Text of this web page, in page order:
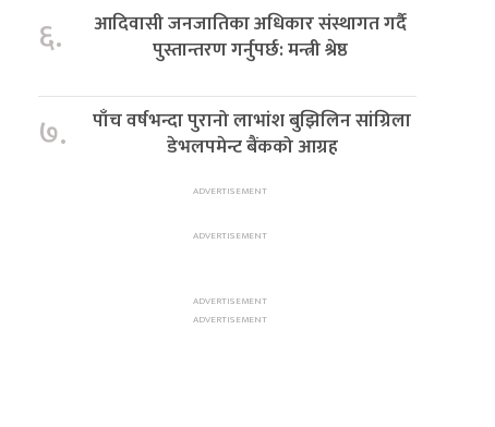
६.
आदिवासी जनजातिका अधिकार संस्थागत गर्दै
पुस्तान्तरण गर्नुपर्छ: मन्त्री श्रेष्ठ
७.
पाँच वर्षभन्दा पुरानो लाभांश बुझिलिन सांग्रिला
डेभलपमेन्ट बैंकको आग्रह